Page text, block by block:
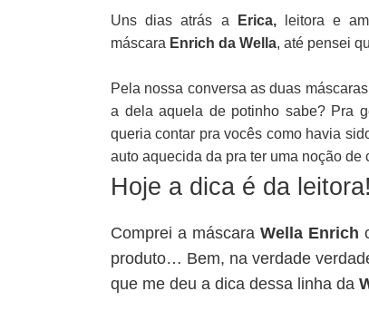
Uns dias atrás a Erica,leitora e
máscara Enrich da Wella, até pensei
Pela nossa conversa as duas
a dela aquela de potinho sabe? Pra
queria contar pra vocês como havia
auto aquecida da pra ter uma noção
Hoje a dica é da leitora!
Comprei a máscara Wella Enrich
produto… Bem, na verdade
que me deu a dica dessa linha da